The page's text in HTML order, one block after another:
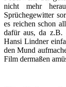
nicht mehr
Sprüchegewitter
es reichen schon
dafür aus, da z.B.
Hansi Lindner
den Mund
Film dermaßen